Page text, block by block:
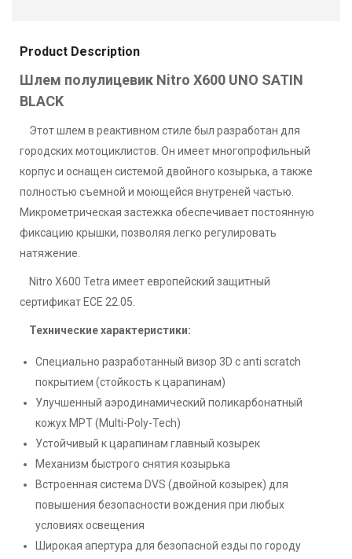
Product Description
Шлем полулицевик Nitro X600 UNO SATIN
BLACK
Этот шлем в реактивном стиле был разработан для
городских мотоциклистов. Он имеет многопрофильный
корпус и оснащен системой двойного козырька, а также
полностью съемной и моющейся внутреней частью.
Микрометрическая застежка обеспечивает постоянную
фиксацию крышки, позволяя легко регулировать
натяжение.
Nitro X600 Tetra имеет европейский защитный
сертификат ECE 22.05.
Технические характеристики:
Специально разработанный визор 3D с anti scratch
покрытием (стойкость к царапинам)
Улучшенный аэродинамический поликарбонатный
кожух MPT (Multi-Poly-Tech)
Устойчивый к царапинам главный козырек
Механизм быстрого снятия козырька
Встроенная система DVS (двойной козырек) для
повышения безопасности вождения при любых
условиях освещения
Широкая апертура для безопасной езды по городу